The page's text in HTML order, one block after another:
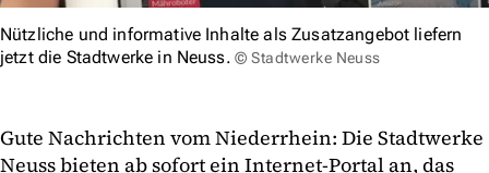
Nützliche und informative Inhalte als Zusatzangebot liefern
jetzt die Stadtwerke in Neuss. © Stadtwerke Neuss
Gute Nachrichten vom Niederrhein: Die Stadtwerke
Neuss bieten ab sofort ein Internet-Portal an, das